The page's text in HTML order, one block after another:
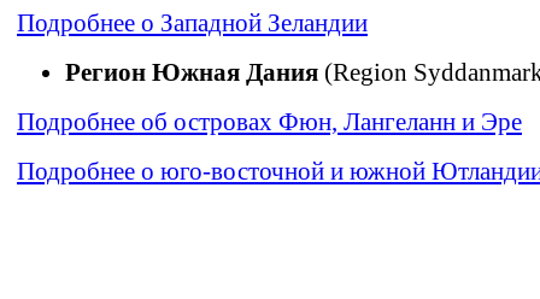
Подробнее о Западной Зеландии
Регион Южная Дания (Region
Подробнее об островах Фюн, Лангеланн и Эре
Подробнее о юго-восточной и южной